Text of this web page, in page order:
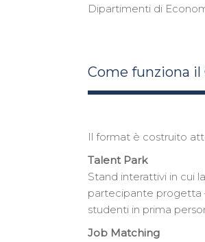
Dipartimenti di
Come funziona il
Il format è costruito
Talent Park
Stand interattivi in cui
partecipante progetta
studenti in prima
Job Matching